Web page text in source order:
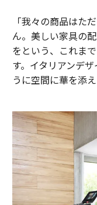
「我々の商品はた
ん。美しい家具の
をという、これま
す。イタリアンデ
うに空間に華を添え